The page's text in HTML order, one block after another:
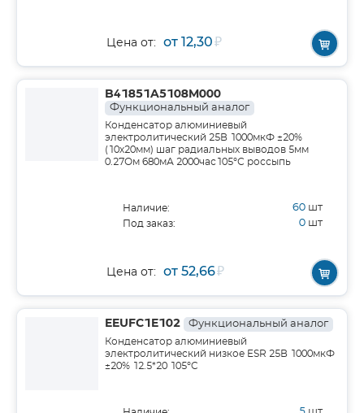
Цена от: от 12,30₽
B41851A5108M000
Функциональный аналог
Конденсатор алюминиевый
электролитический 25В 1000мкФ ±20%
(10х20мм) шаг радиальных выводов 5мм
0.27Ом 680мА 2000час105°С россыпь
Наличие: 60 шт
Под заказ: 0 шт
Цена от: от 52,66₽
EEUFC1E102 Функциональный аналог
Конденсатор алюминиевый
электролитический низкое ESR 25В 1000мкФ
±20% 12.5*20 105°C